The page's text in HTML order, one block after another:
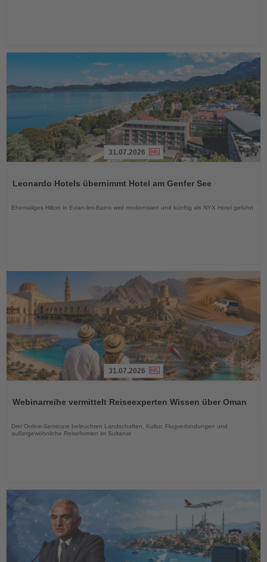
die
31.07.2026
Leonardo Hotels übernimmt Hotel am Genfer See
Ehemaliges Hilton in Evian-les-Bains wird modernisiert und künftig als NYX Hotel geführt
die
31.07.2026
Webinarreihe vermittelt Reiseexperten Wissen über Oman
Drei Online-Seminare beleuchten Landschaften, Kultur, Flugverbindungen und
außergewöhnliche Reiseformen im Sultanat